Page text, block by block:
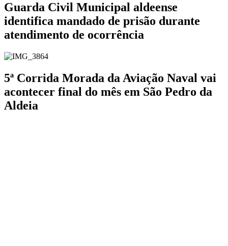
Guarda Civil Municipal aldeense
identifica mandado de prisão durante
atendimento de ocorrência
5ª Corrida Morada da Aviação Naval vai
acontecer final do mês em São Pedro da
Aldeia